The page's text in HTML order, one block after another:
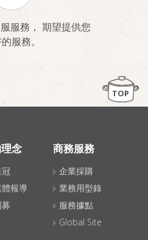
服務， 期望提供您
服務。
TOP
念
報導
商務服務
企業採購
業務用型錄
服務據點
Global Site